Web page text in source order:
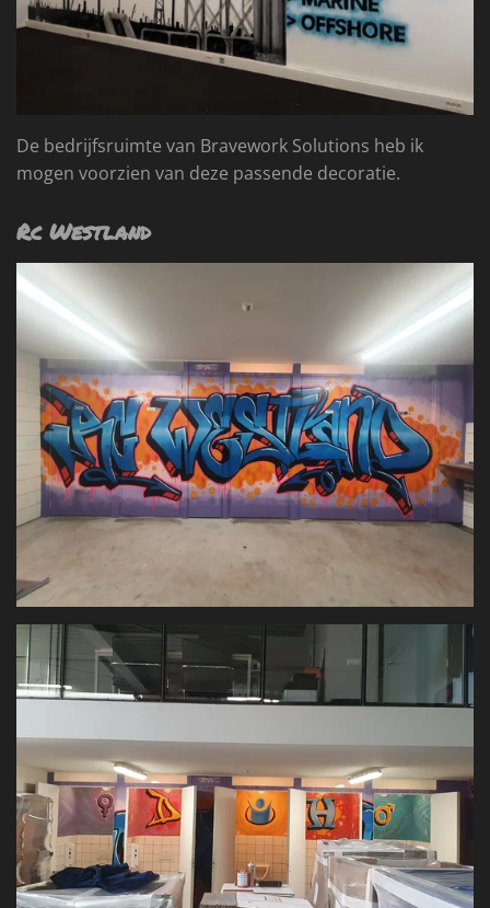
De bedrijfsruimte van Bravework Solutions heb ik
mogen voorzien van deze passende decoratie.
Rc Westland